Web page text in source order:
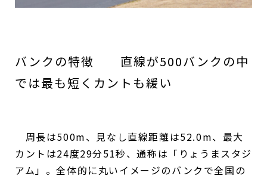
バンクの特徴 直線が500バンクの中
では最も短くカントも緩い
周長は500m、見なし直線距離は52.0m、最大
カントは24度29分51秒、通称は「りょうまスタジ
アム」。全体的に丸いイメージのバンクで全国の